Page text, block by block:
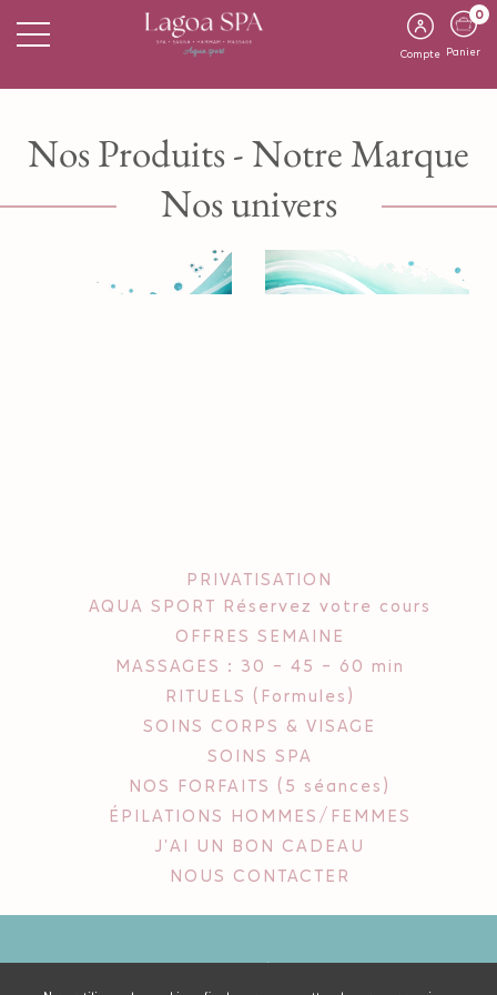
Compte
0
Panier
Nos Produits - Notre Marque
Nos univers
PRIVATISATION
AQUA SPORT Réservez votre cours
OFFRES SEMAINE
MASSAGES : 30 - 45 - 60 min
RITUELS (Formules)
SOINS CORPS & VISAGE
SOINS SPA
NOS FORFAITS (5 séances)
ÉPILATIONS HOMMES/FEMMES
J'AI UN BON CADEAU
NOUS CONTACTER